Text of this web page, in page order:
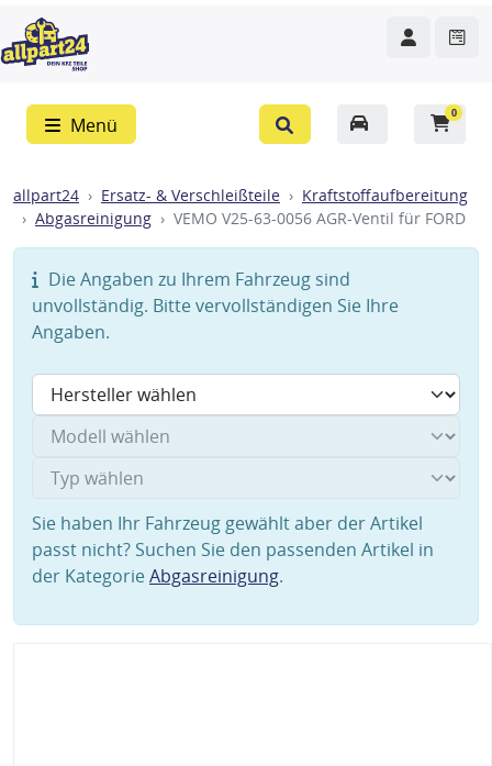
Menü
0
allpart24 Ersatz- & Verschleißteile
Kraftstoffaufbereitung
Abgasreinigung
VEMO V25-63-0056 AGR-Ventil für FORD
Die Angaben zu Ihrem Fahrzeug sind
unvollständig. Bitte vervollständigen Sie Ihre
Angaben.
Sie haben Ihr Fahrzeug gewählt aber der Artikel
passt nicht? Suchen Sie den passenden Artikel in
der KategorieAbgasreinigung.